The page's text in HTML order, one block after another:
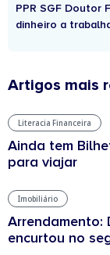
PPR SGF Doutor
dinheiro a
Artigos mais
Literacia Financeira
Ainda tem
para viajar
Imobiliário
Arrendamento:
encurtou no